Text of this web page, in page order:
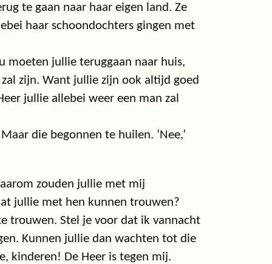
te gaan naar haar eigen land. Ze
haar schoondochters gingen met
moeten jullie teruggaan naar huis,
zijn. Want jullie zijn ook altijd goed
jullie allebei weer een man zal
die begonnen te huilen. ‘Nee,’
zouden jullie met mij
jullie met hen kunnen trouwen?
trouwen. Stel je voor dat ik vannacht
Kunnen jullie dan wachten tot die
kinderen! De Heer is tegen mij.